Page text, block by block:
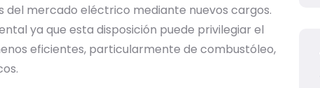
mercado eléctrico mediante nuevos cargos.
ya que esta disposición puede privilegiar el
eficientes, particularmente de combustóleo,